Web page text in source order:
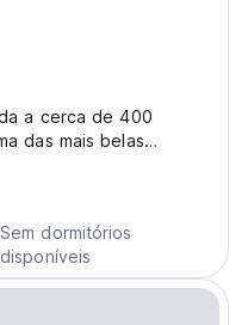
a cerca de 400
das mais belas
Sem dormitórios
disponíveis